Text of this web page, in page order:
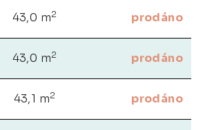
43,0 m2 prodáno
43,0 m2 prodáno
43,1 m2 prodáno